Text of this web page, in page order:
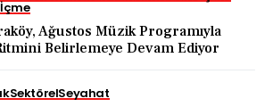
Ağustos Müzik Programıyla
Belirlemeye Devam Ediyor
SektörelSeyahat